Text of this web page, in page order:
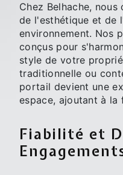
Chez Belhache,
de l'esthétique et de
environnement. Nos
conçus pour
style de votre
traditionnelle ou
portail devient une
espace, ajoutant à la
Fiabilité et